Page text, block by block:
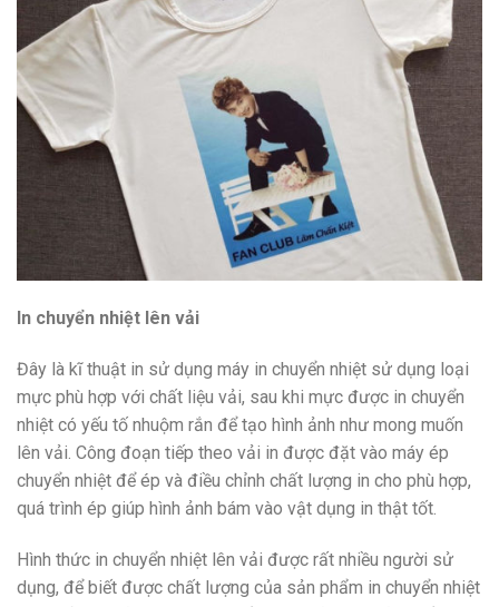
In chuyển nhiệt lên vải
Đây là kĩ thuật in sử dụng máy in chuyển nhiệt sử dụng loại
mực phù hợp với chất liệu vải, sau khi mực được in chuyển
nhiệt có yếu tố nhuộm rắn để tạo hình ảnh như mong muốn
lên vải. Công đoạn tiếp theo vải in được đặt vào máy ép
chuyển nhiệt để ép và điều chỉnh chất lượng in cho phù hợp,
quá trình ép giúp hình ảnh bám vào vật dụng in thật tốt.
Hình thức in chuyển nhiệt lên vải được rất nhiều người sử
dụng, để biết được chất lượng của sản phẩm in chuyển nhiệt